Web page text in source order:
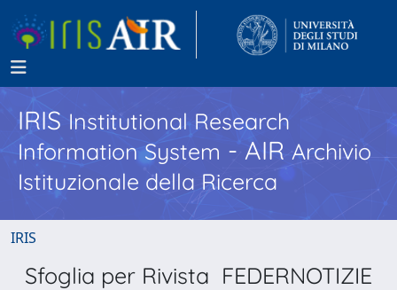
IRISInstitutional Research
Information System - AIR Archivio
Istituzionale della Ricerca
IRIS
Sfoglia per Rivista FEDERNOTIZIE